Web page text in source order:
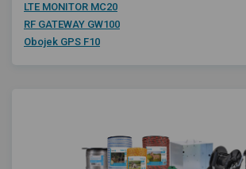
LTE MONITOR MC20
RF GATEWAY GW100
Obojek GPS F10